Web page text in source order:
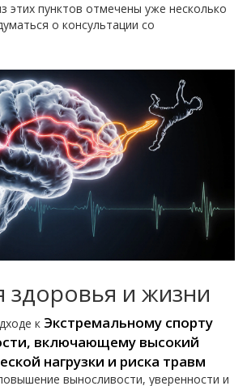
этих пунктов отмечены уже несколько
о консультации со
здоровья и жизни
к Экстремальному спорту
включающему высокий
нагрузки и риска травм
выносливости, уверенности и